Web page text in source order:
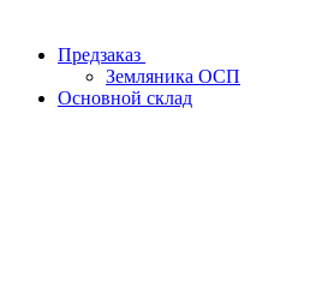
Предзаказ
Земляника ОСП
Основной склад